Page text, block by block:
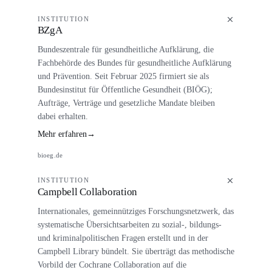
INSTITUTION
BZgA
Bundeszentrale für gesundheitliche Aufklärung, die
Fachbehörde des Bundes für gesundheitliche Aufklärung
und Prävention. Seit Februar 2025 firmiert sie als
Bundesinstitut für Öffentliche Gesundheit (BIÖG);
Aufträge, Verträge und gesetzliche Mandate bleiben
dabei erhalten.
Mehr erfahren →
bioeg.de
INSTITUTION
Campbell Collaboration
Internationales, gemeinnütziges Forschungsnetzwerk, das
systematische Übersichtsarbeiten zu sozial-, bildungs-
und kriminalpolitischen Fragen erstellt und in der
Campbell Library bündelt. Sie überträgt das methodische
Vorbild der Cochrane Collaboration auf die